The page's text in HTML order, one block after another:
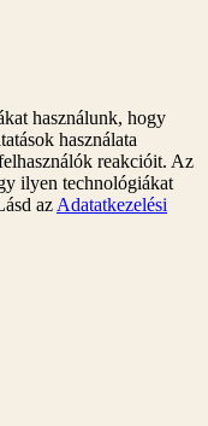
használunk, hogy
használata
reakcióit. Az
ilyen technológiákat
az Adatatkezelési